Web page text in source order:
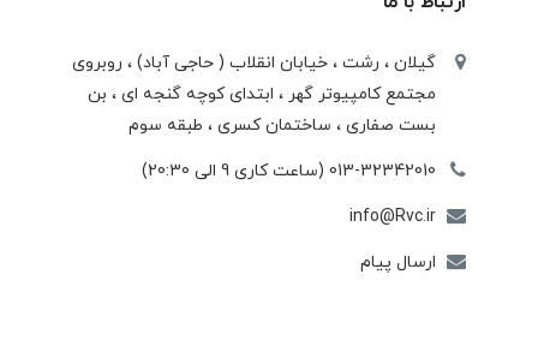
گیلان ، رشت ، خيابان انقلاب ( حاجی آباد) ، روبروی
مجتمع كامپيوتر گهر ، ابتدای كوچه گنجه ای ، بن
بست صفاری ، ساختمان كسری ، طبقه سوم
013-32342010 (ساعت کاری 9 الی 20:30)
info@Rvc.ir
ارسال پیام